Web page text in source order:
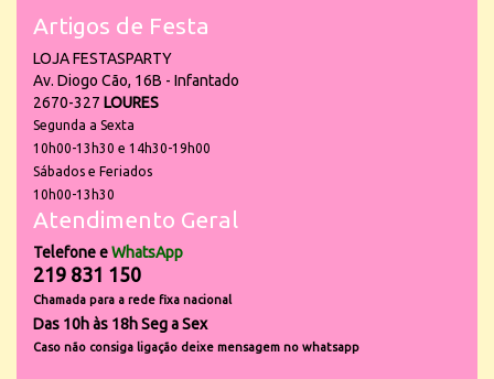
Artigos de Festa
LOJA FESTASPARTY
Av. Diogo Cão, 16B - Infantado
2670-327 LOURES
Segunda a Sexta
10h00-13h30 e 14h30-19h00
Sábados e Feriados
10h00-13h30
Atendimento Geral
Telefone eWhatsApp
219 831 150
Chamada para a rede fixa nacional
Das 10h às 18h Seg a Sex
Caso não consiga ligação deixe mensagem no whatsapp